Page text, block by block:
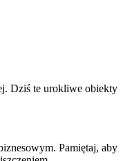
Dziś te urokliwe obiekty
Pamiętaj, aby